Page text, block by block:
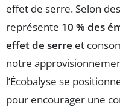
effet de serre. Selon
représente 10 % des
effet de serre et
notre
l’Écobalyse se
pour encourager une